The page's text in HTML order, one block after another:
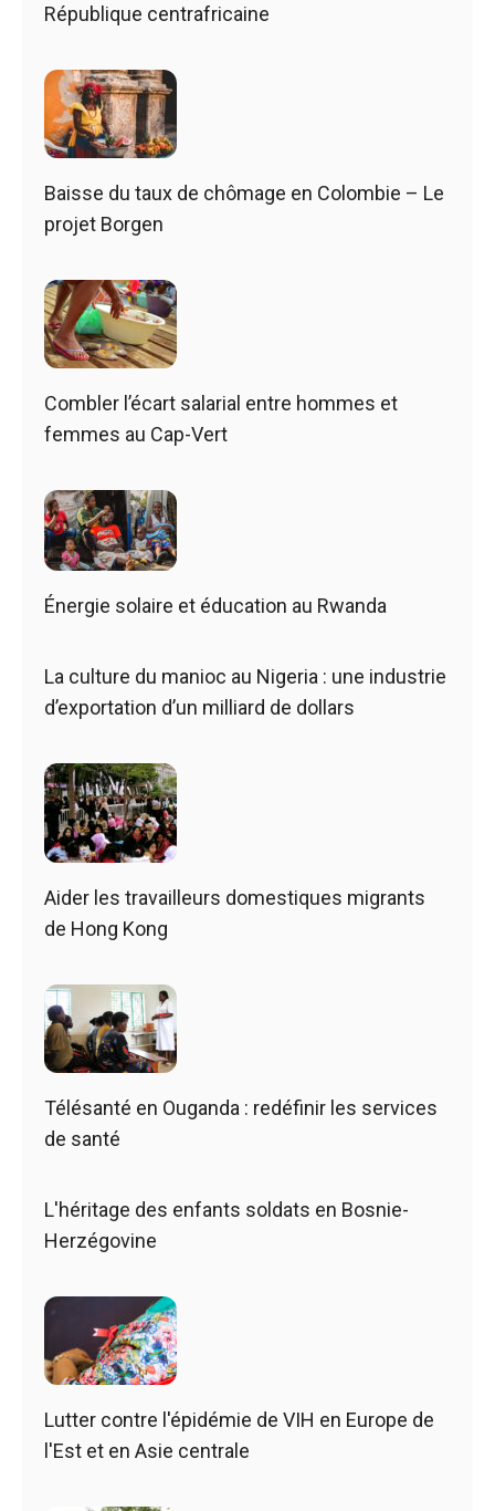
République centrafricaine
Baisse du taux de chômage en Colombie – Le
projet Borgen
Combler l’écart salarial entre hommes et
femmes au Cap-Vert
Énergie solaire et éducation au Rwanda
La culture du manioc au Nigeria : une industrie
d’exportation d’un milliard de dollars
Aider les travailleurs domestiques migrants
de Hong Kong
Télésanté en Ouganda : redéfinir les services
de santé
L'héritage des enfants soldats en Bosnie-
Herzégovine
Lutter contre l'épidémie de VIH en Europe de
l'Est et en Asie centrale